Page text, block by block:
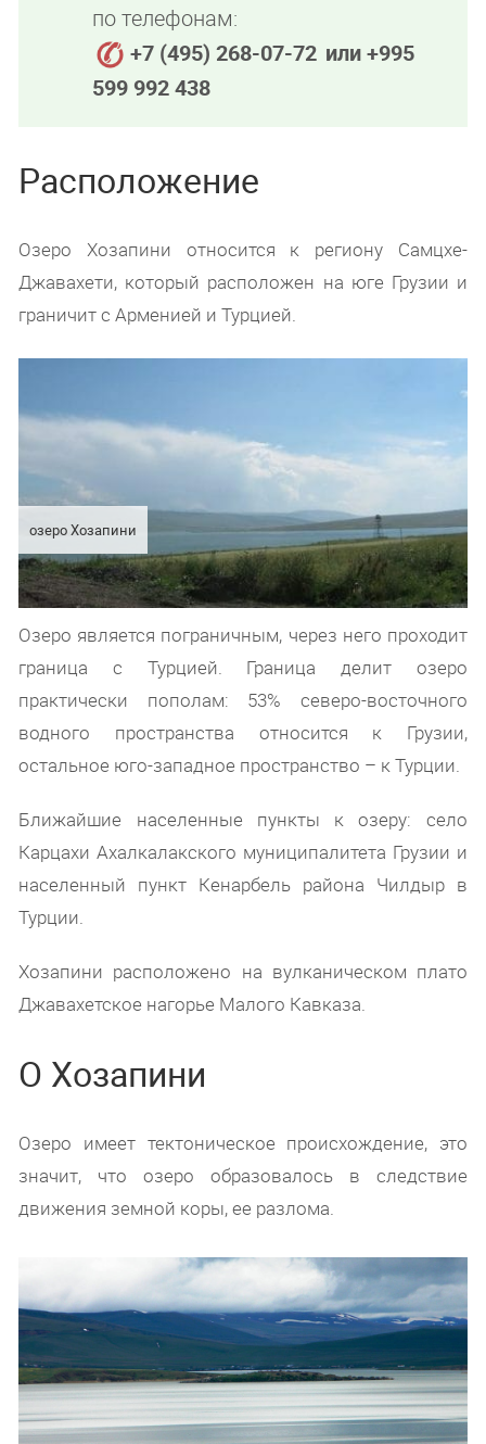
по телефонам:
+7 (495) 268-07-72 или +995
599 992 438
Расположение
Озеро Хозапини относится к региону Самцхе-
Джавахети, который расположен на юге Грузии и
граничит с Арменией и Турцией.
озеро Хозапини
Озеро является пограничным, через него проходит
граница с Турцией. Граница делит озеро
практически пополам: 53% северо-восточного
водного пространства относится к Грузии,
остальное юго-западное пространство – к Турции.
Ближайшие населенные пункты к озеру: село
Карцахи Ахалкалакского муниципалитета Грузии и
населенный пункт Кенарбель района Чилдыр в
Турции.
Хозапини расположено на вулканическом плато
Джавахетское нагорье Малого Кавказа.
О Хозапини
Озеро имеет тектоническое происхождение, это
значит, что озеро образовалось в следствие
движения земной коры, ее разлома.